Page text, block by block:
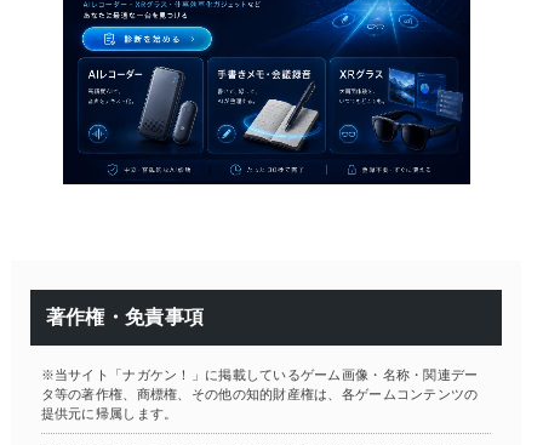
著作権・免責事項
※当サイト「ナガケン！」に掲載しているゲーム画像・名称・関連デー
タ等の著作権、商標権、その他の知的財産権は、各ゲームコンテンツの
提供元に帰属します。